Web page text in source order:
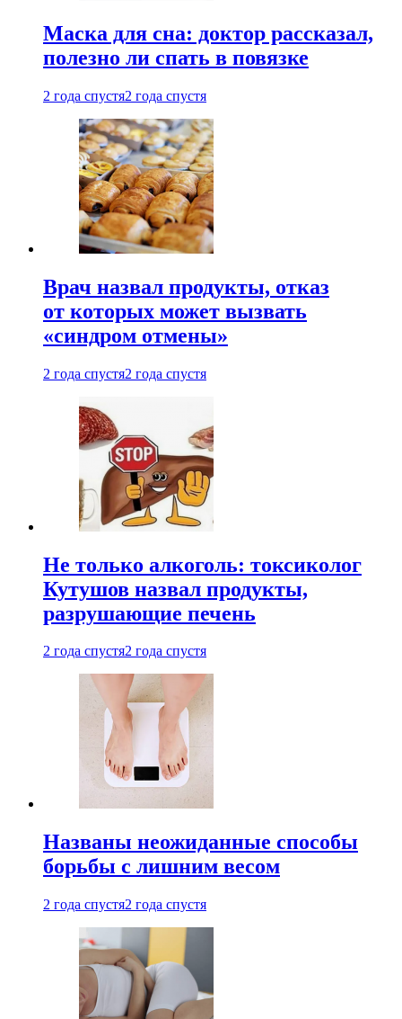
Маска для сна: доктор рассказал,
полезно ли спать в повязке
2 года спустя2 года спустя
Врач назвал продукты, отказ
от которых может вызвать
«синдром отмены»
2 года спустя2 года спустя
Не только алкоголь: токсиколог
Кутушов назвал продукты,
разрушающие печень
2 года спустя2 года спустя
Названы неожиданные способы
борьбы с лишним весом
2 года спустя2 года спустя